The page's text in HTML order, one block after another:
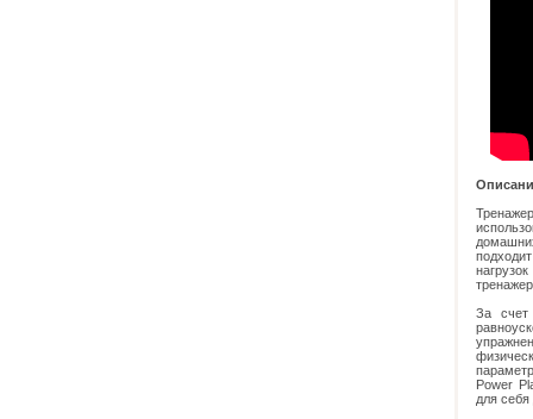
За счет
Power
для себя